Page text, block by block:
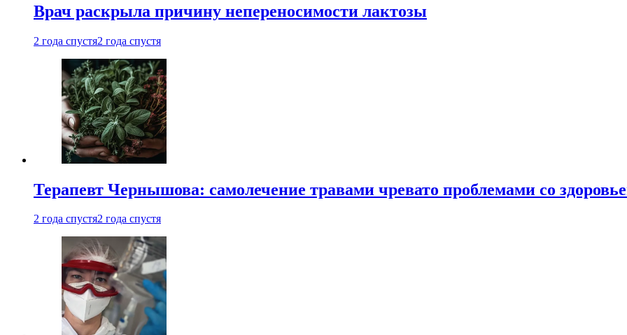
Врач раскрыла причину непереносимости лактозы
2 года спустя2 года спустя
Терапевт Чернышова: самолечение травами чревато проблемами со
2 года спустя2 года спустя